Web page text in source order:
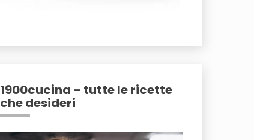
1900cucina – tutte le ricette
che desideri